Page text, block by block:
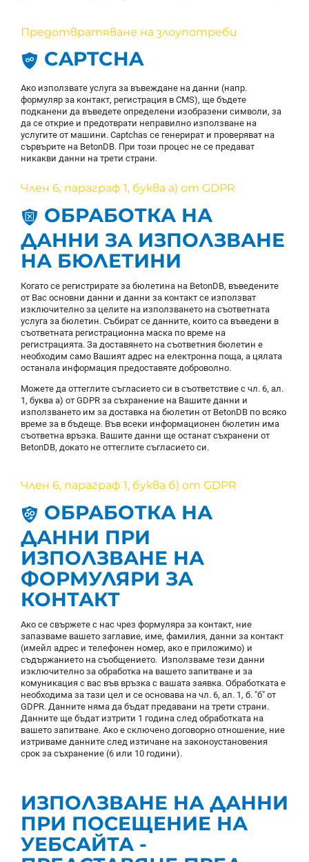
Предотвратяване на злоупотреби
CAPTCHA
Ако използвате услуга за въвеждане на данни (напр.
формуляр за контакт, регистрация в CMS), ще бъдете
подканени да въведете определени изобразени символи, за
да се открие и предотврати неправилно използване на
услугите от машини. Captchas се генерират и проверяват на
сървърите на BetonDB. При този процес не се предават
никакви данни на трети страни.
Член 6, параграф 1, буква а) от GDPR
ОБРАБОТКА НА
ДАННИ ЗА ИЗПОЛЗВАНЕ
НА БЮЛЕТИНИ
Когато се регистрирате за бюлетина на BetonDB, въведените
от Вас основни данни и данни за контакт се използват
изключително за целите на използването на съответната
услуга за бюлетин. Събират се данните, които са въведени в
съответната регистрационна маска по време на
регистрацията. За доставянето на съответния бюлетин е
необходим само Вашият адрес на електронна поща, а цялата
останала информация предоставяте доброволно.
Можете да оттеглите съгласието си в съответствие с чл. 6, ал.
1, буква а) от GDPR за съхранение на Вашите данни и
използването им за доставка на бюлетин от BetonDB по всяко
време за в бъдеще. Във всеки информационен бюлетин има
съответна връзка. Вашите данни ще останат съхранени от
BetonDB, докато не оттеглите съгласието си.
Член 6, параграф 1, буква б) от GDPR
ОБРАБОТКА НА
ДАННИ ПРИ
ИЗПОЛЗВАНЕ НА
ФОРМУЛЯРИ ЗА
КОНТАКТ
Ако се свържете с нас чрез формуляра за контакт, ние
запазваме вашето заглавие, име, фамилия, данни за контакт
(имейл адрес и телефонен номер, ако е приложимо) и
съдържанието на съобщението. Използваме тези данни
изключително за обработка на вашето запитване и за
комуникация с вас във връзка с вашата заявка. Обработката е
необходима за тази цел и се основава на чл. 6, ал. 1, б. "б" от
GDPR. Данните няма да бъдат предавани на трети страни.
Данните ще бъдат изтрити 1 година след обработката на
вашето запитване. Ако е сключено договорно отношение, ние
изтриваме данните след изтичане на законоустановения
срок за съхранение (6 или 10 години).
ИЗПОЛЗВАНЕ НА ДАННИ
ПРИ ПОСЕЩЕНИЕ НА
УЕБСАЙТА -